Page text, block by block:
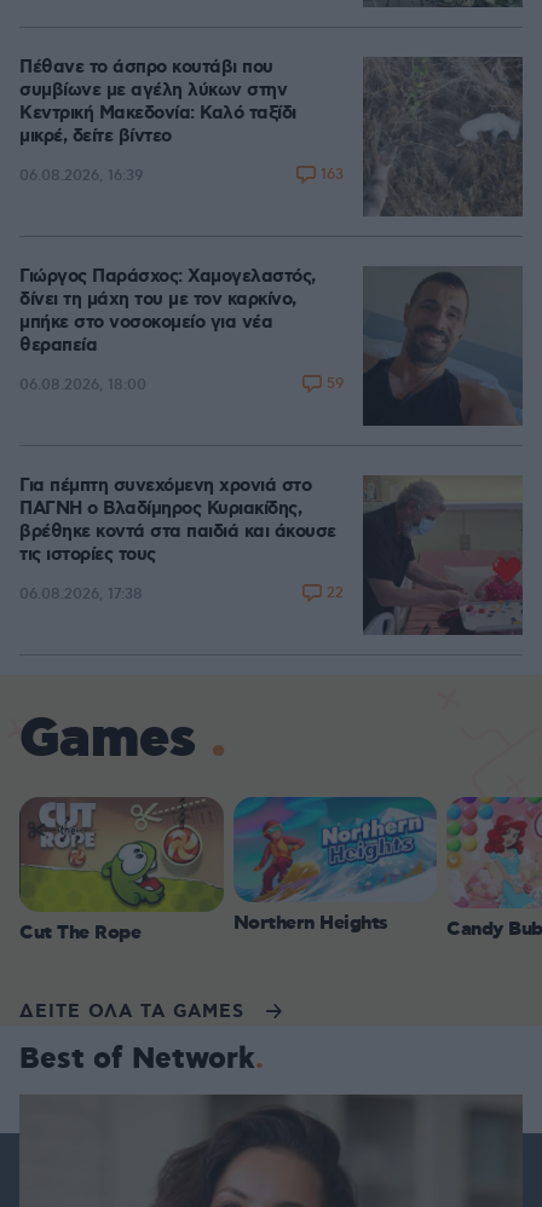
Πέθανε το άσπρο κουτάβι που
συμβίωνε με αγέλη λύκων στην
Κεντρική Μακεδονία: Καλό ταξίδι
μικρέ, δείτε βίντεο
06.08.2026, 16:39 163
Γιώργος Παράσχος: Χαμογελαστός,
δίνει τη μάχη του με τον καρκίνο,
μπήκε στο νοσοκομείο για νέα
θεραπεία
06.08.2026, 18:00 59
Για πέμπτη συνεχόμενη χρονιά στο
ΠΑΓΝΗ ο Βλαδίμηρος Κυριακίδης,
βρέθηκε κοντά στα παιδιά και άκουσε
τις ιστορίες τους
06.08.2026, 17:38 22
Games
Cut The Rope Northern Heights Candy
ΔΕΙΤΕ ΟΛΑ ΤΑ GAMES
Best of Network